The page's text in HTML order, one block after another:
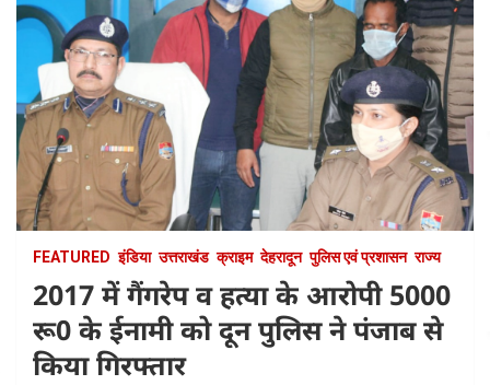
FEATURED इंडिया उत्तराखंड क्राइम देहरादून पुलिस एवं प्रशासन राज्य
2017 में गैंगरेप व हत्या के आरोपी 5000
रू0 के ईनामी को दून पुलिस ने पंजाब से
किया गिरफ्तार